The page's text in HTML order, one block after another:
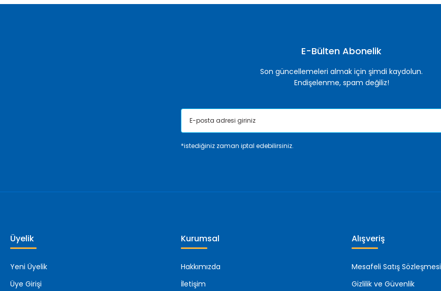
E-Bülten Abonelik
Son güncellemeleri almak için şimdi kaydolun.
Endişelenme, spam değiliz!
*istediğiniz zaman iptal edebilirsiniz.
Üyelik
Yeni Üyelik
Üye Girişi
Kurumsal
Hakkımızda
İletişim
Alışveriş
Mesafeli Satış Sözleşmesi
Gizlilik ve Güvenlik